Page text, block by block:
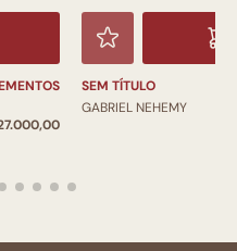
SEM TÍTULO
GABRIEL NEHEMY